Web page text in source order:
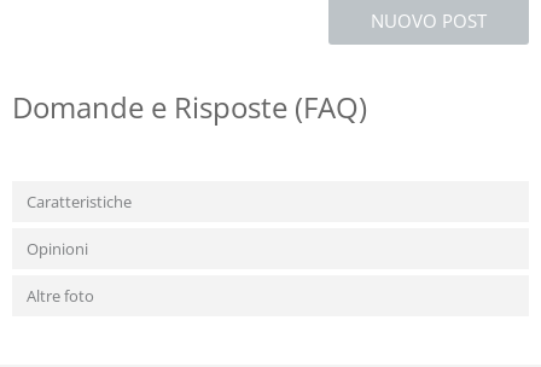
NUOVO POST
Domande e Risposte (FAQ)
Caratteristiche
Opinioni
Altre foto